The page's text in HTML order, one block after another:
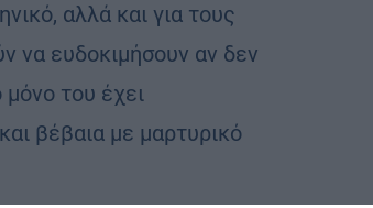
αλλά και για τους
να ευδοκιμήσουν αν δεν
μόνο του έχει
βέβαια με μαρτυρικό